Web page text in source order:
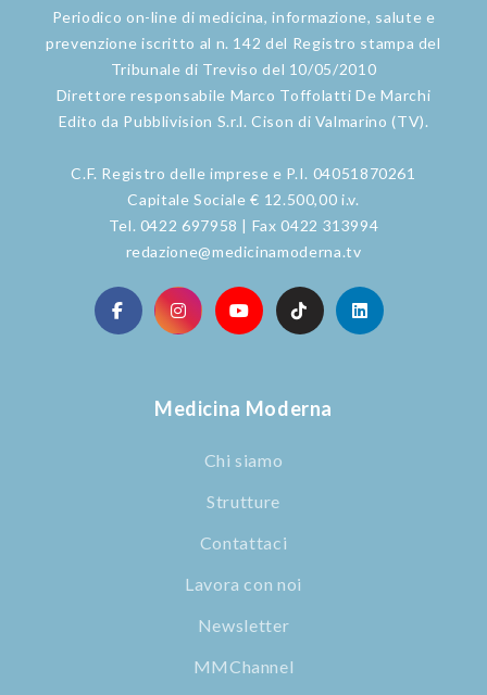
Periodico on-line di medicina, informazione, salute e
prevenzione iscritto al n. 142 del Registro stampa del
Tribunale di Treviso del 10/05/2010
Direttore responsabile Marco Toffolatti De Marchi
Edito da Pubblivision S.r.l. Cison di Valmarino (TV).
C.F. Registro delle imprese e P.I. 04051870261
Capitale Sociale € 12.500,00 i.v.
Tel. 0422 697958 | Fax 0422 313994
redazione@medicinamoderna.tv
Medicina Moderna
Chi siamo
Strutture
Contattaci
Lavora con noi
Newsletter
MMChannel